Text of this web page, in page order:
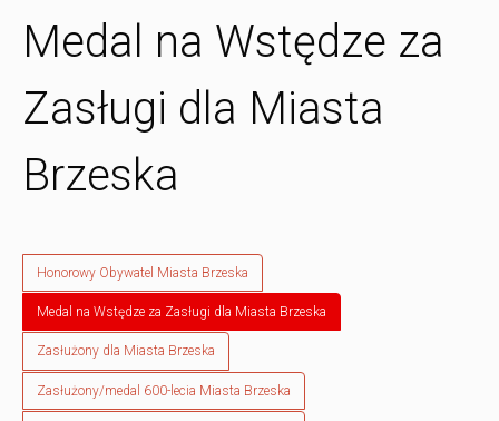
Medal na Wstędze za
Zasługi dla Miasta
Brzeska
Honorowy Obywatel Miasta Brzeska
Medal na Wstędze za Zasługi dla Miasta Brzeska
Zasłużony dla Miasta Brzeska
Zasłużony/medal 600-lecia Miasta Brzeska